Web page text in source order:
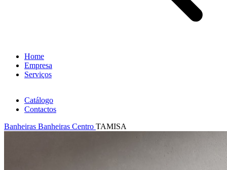
Home
Empresa
Serviços
Catálogo
Contactos
Banheiras Banheiras Centro TAMISA